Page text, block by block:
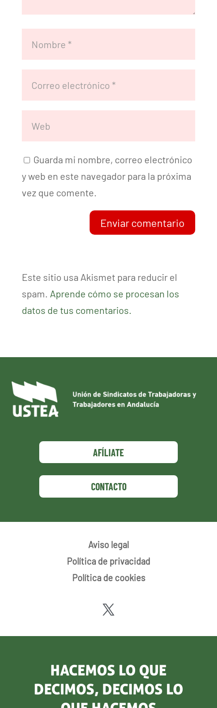
Guarda mi nombre, correo electrónico
y web en este navegador para la próxima
vez que comente.
Enviar comentario
Este sitio usa Akismet para reducir el
spam. Aprende cómo se procesan los
datos de tus comentarios.
AFÍLIATE
CONTACTO
Aviso legal
Política de privacidad
Política de cookies
HACEMOS LO QUE
DECIMOS, DECIMOS LO